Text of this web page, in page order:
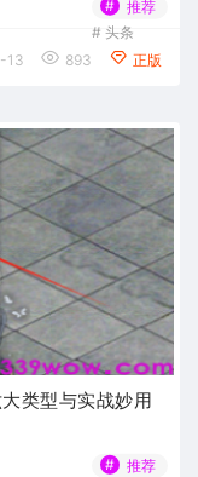
#
推荐
# 头条
13 893 正版
类型与实战妙用
#
推荐